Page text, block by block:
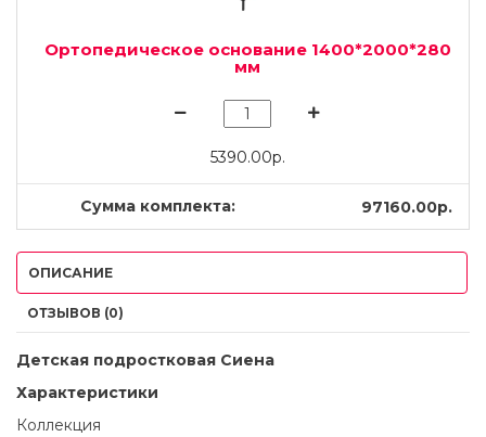
Ортопедическое основание 1400*2000*280
мм
5390.00р.
Сумма комплекта: 97160.00р.
ОПИСАНИЕ
ОТЗЫВОВ (0)
Детская подростковая Сиена
Характеристики
Коллекция